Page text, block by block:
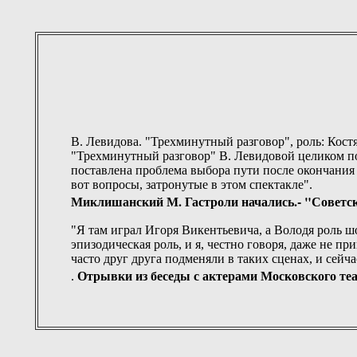
В. Левидова. "Трехминутный разговор", роль:
"Трехминутный разговор" В. Левидовой целиком
поставлена проблема выбора пути после
вот вопросы, затронутые в этом спектакле".
Миклишанский М. Гастроли начались.-
"Я там играл Игоря Викентьевича, а Володя роль
эпизодическая роль, и я, честно говоря, даже не
часто друг друга подменяли в таких сценах, и
. Отрывки из беседы с актерами Московского